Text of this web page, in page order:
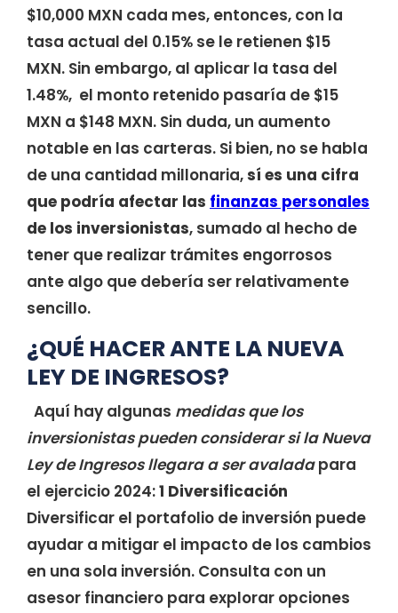
$10,000 MXN cada mes, entonces, con la
tasa actual del 0.15% se le retienen $15
MXN. Sin embargo, al aplicar la tasa del
1.48%, el monto retenido pasaría de $15
MXN a $148 MXN. Sin duda, un aumento
notable en las carteras. Si bien, no se habla
de una cantidad millonaria,sí es una cifra
que podría afectar las finanzas personales
de los inversionistas, sumado al hecho de
tener que realizar trámites engorrosos
ante algo que debería ser relativamente
sencillo.
¿QUÉ HACER ANTE LA NUEVA
LEY DE INGRESOS?
Aquí hay algunas medidas que los
inversionistas pueden considerar si la Nueva
Ley de Ingresos llegara a ser avaladapara
el ejercicio 2024:1 Diversificación
Diversificar el portafolio de inversión puede
ayudar a mitigar el impacto de los cambios
en una sola inversión. Consulta con un
asesor financiero para explorar opciones